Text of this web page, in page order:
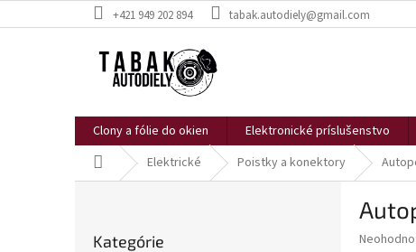
na
+421 949 202 894 tabak.autodiely@gmail.com
Clony a fólie do okien Elektronické príslušenstvo
DomovElektrické Poistky a konektory
kategórie
Kategórie
Priemerné